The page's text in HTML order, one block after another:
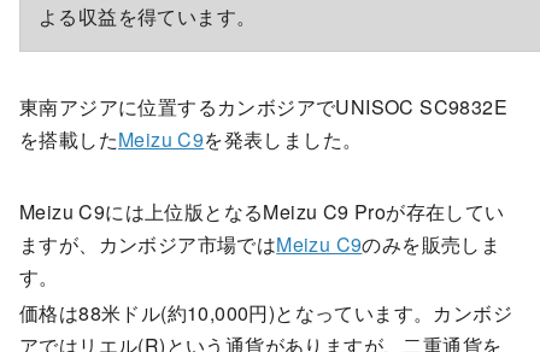
よる収益を得ています。
東南アジアに位置するカンボジアでUNISOC SC9832E
を搭載したMeizu C9を発表しました。
Meizu C9には上位版となるMeizu C9 Proが存在してい
ますが、カンボジア市場ではMeizu C9のみを販売しま
す。
価格は88米ドル(約10,000円)となっています。カンボジ
アではリエル(R)という通貨がありますが、二重通貨を